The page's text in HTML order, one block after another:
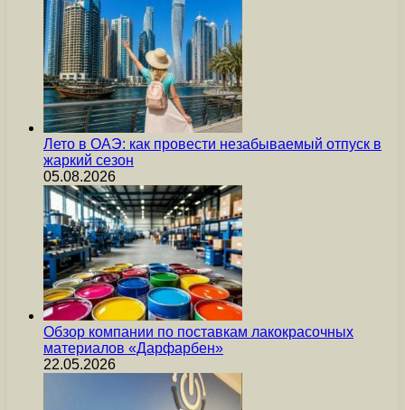
Лето в ОАЭ: как провести незабываемый отпуск в
жаркий сезон
05.08.2026
Обзор компании по поставкам лакокрасочных
материалов «Дарфарбен»
22.05.2026